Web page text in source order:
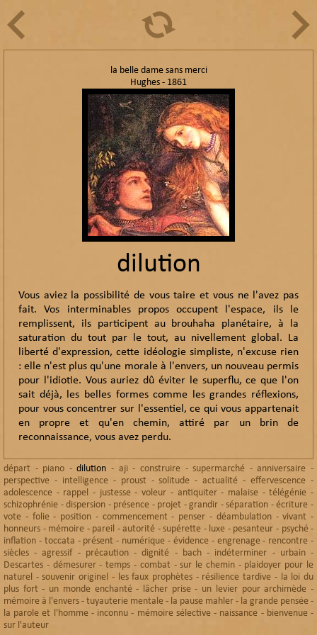
la belle dame sans merci
Hughes - 1861
dilution
Vous aviez la possibilité de vous taire et vous ne l'avez pas
fait. Vos interminables propos occupent l'espace, ils le
remplissent, ils participent au brouhaha planétaire, à la
saturation du tout par le tout, au nivellement global. La
liberté d'expression, cette idéologie simpliste, n'excuse rien
: elle n'est plus qu'une morale à l'envers, un nouveau permis
pour l'idiotie. Vous auriez dû éviter le superflu, ce que l'on
sait déjà, les belles formes comme les grandes réflexions,
pour vous concentrer sur l'essentiel, ce qui vous appartenait
en propre et qu'en chemin, attiré par un brin de
reconnaissance, vous avez perdu.
départ - piano -dilution - aji - construire-supermarché -anniversaire -
perspective - intelligence- proust-solitude -actualité -effervescence -
adolescence - rappel - justesse-voleur - antiquiter- malaise-télégénie -
schizophrénie -dispersion - présence - projet -grandir -séparation -écriture -
vote - folie- position - commencement - penser - déambulation-vivant -
honneurs - mémoire - pareil -autorité -supérette - luxe - pesanteur - psyché-
inflation - toccata - présent - numérique - évidence- engrenage- rencontre -
siècles -agressif - précaution-dignité - bach- indéterminer - urbain-
Descartes - démesurer-temps - combat-sur le chemin- plaidoyer pour le
naturel -souvenir originel - les faux prophètes - résilience tardive - la loi du
plus fort - un monde enchanté- lâcher prise- un levier pour archimède -
mémoire à l'envers - tuyauterie mentale - la pause mahler - la grande pensée -
la parole et l'homme- inconnu - mémoire sélective- naissance - bienvenue-
sur l'auteur